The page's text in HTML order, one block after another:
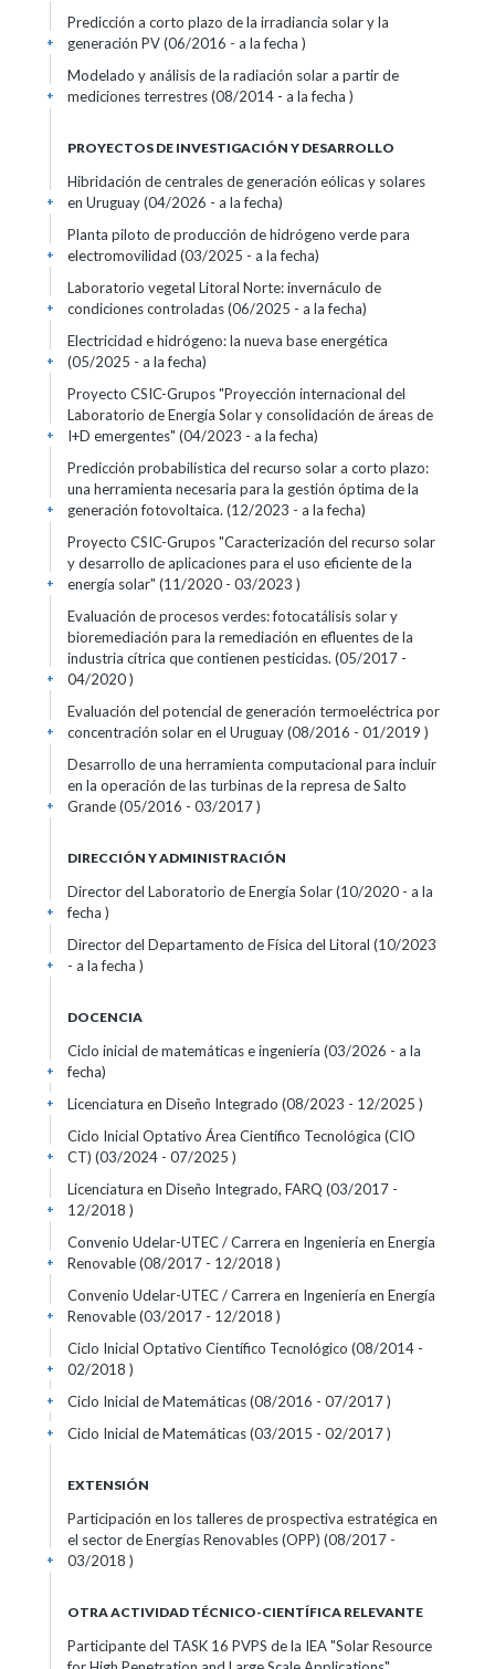
Predicción a corto plazo de la irradiancia solar y la
generación PV (06/2016 - a la fecha )
+
Modelado y análisis de la radiación solar a partir de
mediciones terrestres (08/2014 - a la fecha )
+
PROYECTOS DE INVESTIGACIÓN Y DESARROLLO
Hibridación de centrales de generación eólicas y solares
en Uruguay (04/2026 - a la fecha)
+
Planta piloto de producción de hidrógeno verde para
electromovilidad (03/2025 - a la fecha)
+
Laboratorio vegetal Litoral Norte: invernáculo de
condiciones controladas (06/2025 - a la fecha)
+
Electricidad e hidrógeno: la nueva base energética
(05/2025 - a la fecha)
+
Proyecto CSIC-Grupos "Proyección internacional del
Laboratorio de Energía Solar y consolidación de áreas de
I+D emergentes" (04/2023 - a la fecha)
+
Predicción probabilística del recurso solar a corto plazo:
una herramienta necesaria para la gestión óptima de la
generación fotovoltaica. (12/2023 - a la fecha)
+
Proyecto CSIC-Grupos "Caracterización del recurso solar
y desarrollo de aplicaciones para el uso eficiente de la
energía solar" (11/2020 - 03/2023 )
+
Evaluación de procesos verdes: fotocatálisis solar y
bioremediación para la remediación en efluentes de la
industria cítrica que contienen pesticidas. (05/2017 -
04/2020 )
+
Evaluación del potencial de generación termoeléctrica por
concentración solar en el Uruguay (08/2016 - 01/2019 )
+
Desarrollo de una herramienta computacional para incluir
en la operación de las turbinas de la represa de Salto
Grande (05/2016 - 03/2017 )
+
DIRECCIÓN Y ADMINISTRACIÓN
Director del Laboratorio de Energía Solar (10/2020 - a la
fecha )
+
Director del Departamento de Física del Litoral (10/2023
- a la fecha )
+
DOCENCIA
Ciclo inicial de matemáticas e ingeniería (03/2026 - a la
fecha)
+
Licenciatura en Diseño Integrado (08/2023 - 12/2025 )
+
Ciclo Inicial Optativo Área Científico Tecnológica (CIO
CT) (03/2024 - 07/2025 )
+
Licenciatura en Diseño Integrado, FARQ (03/2017 -
12/2018 )
+
Convenio Udelar-UTEC / Carrera en Ingeniería en Energía
Renovable (08/2017 - 12/2018 )
+
Convenio Udelar-UTEC / Carrera en Ingeniería en Energía
Renovable (03/2017 - 12/2018 )
+
Ciclo Inicial Optativo Científico Tecnológico (08/2014 -
02/2018 )
+
Ciclo Inicial de Matemáticas (08/2016 - 07/2017 )
+
Ciclo Inicial de Matemáticas (03/2015 - 02/2017 )
+
EXTENSIÓN
Participación en los talleres de prospectiva estratégica en
el sector de Energías Renovables (OPP) (08/2017 -
03/2018 )
+
OTRA ACTIVIDAD TÉCNICO-CIENTÍFICA RELEVANTE
Participante del TASK 16 PVPS de la IEA "Solar Resource